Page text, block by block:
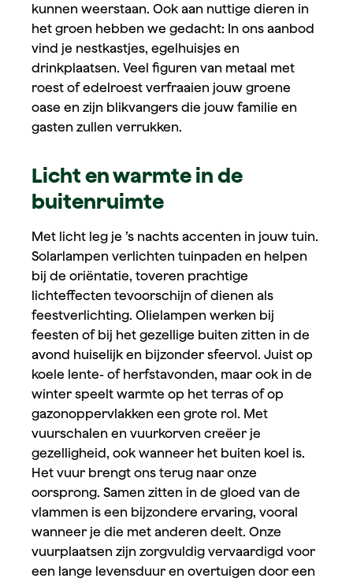
kunnen weerstaan. Ook aan nuttige dieren in
het groen hebben we gedacht: In ons aanbod
vind je nestkastjes, egelhuisjes en
drinkplaatsen. Veel figuren van metaal met
roest of edelroest verfraaien jouw groene
oase en zijn blikvangers die jouw familie en
gasten zullen verrukken.
Licht en warmte in de
buitenruimte
Met licht leg je ’s nachts accenten in jouw tuin.
Solarlampen verlichten tuinpaden en helpen
bij de oriëntatie, toveren prachtige
lichteffecten tevoorschijn of dienen als
feestverlichting. Olielampen werken bij
feesten of bij het gezellige buiten zitten in de
avond huiselijk en bijzonder sfeervol. Juist op
koele lente- of herfstavonden, maar ook in de
winter speelt warmte op het terras of op
gazonoppervlakken een grote rol. Met
vuurschalen en vuurkorven creëer je
gezelligheid, ook wanneer het buiten koel is.
Het vuur brengt ons terug naar onze
oorsprong. Samen zitten in de gloed van de
vlammen is een bijzondere ervaring, vooral
wanneer je die met anderen deelt. Onze
vuurplaatsen zijn zorgvuldig vervaardigd voor
een lange levensduur en overtuigen door een